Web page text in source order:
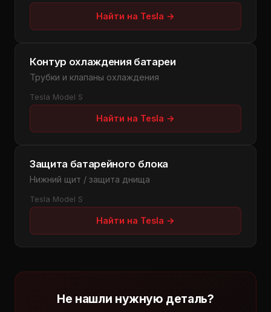
Найти на Tesla →
Контур охлаждения батареи
Трубки и клапаны охлаждения
Tesla Model S
Найти на Tesla →
Защита батарейного блока
Нижний щит / защита днища
Tesla Model S
Найти на Tesla →
Не нашли нужную деталь?